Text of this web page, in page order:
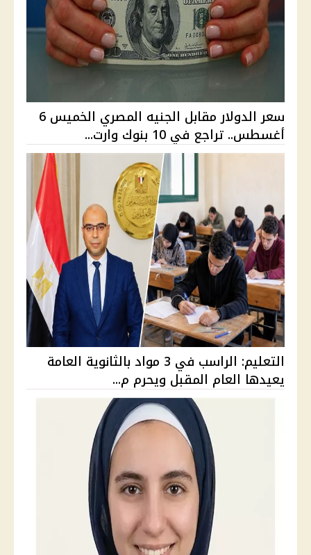
سعر الدولار مقابل الجنيه المصري الخميس 6
أغسطس.. تراجع في 10 بنوك وارت...
التعليم: الراسب في 3 مواد بالثانوية العامة
يعيدها العام المقبل ويحرم م...